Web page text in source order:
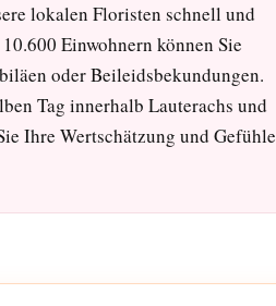
lokalen Floristen schnell und
Einwohnern können Sie
oder Beileidsbekundungen.
Tag innerhalb Lauterachs und
Ihre Wertschätzung und Gefühle